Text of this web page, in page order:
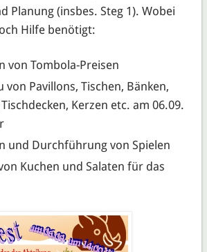
Planung (insbes. Steg 1). Wobei
Hilfe benötigt:
von Tombola-Preisen
von Pavillons, Tischen, Bänken,
Kerzen etc. am 06.09.
und Durchführung von Spielen
Kuchen und Salaten für das